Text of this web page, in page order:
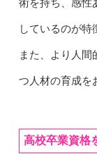
しているのが特
また、より人
つ人材の育成を
高校卒業資格